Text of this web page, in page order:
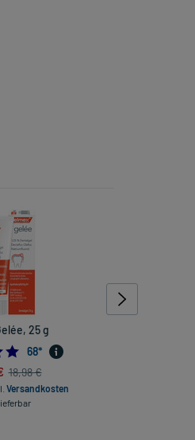
25 g
4.9411764705882355
68*
18,98 €
Versandkosten